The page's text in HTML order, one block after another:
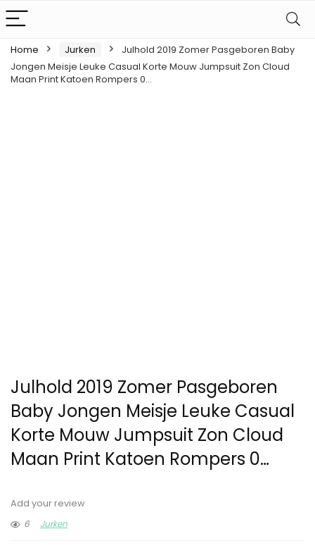
Home Jurken
Julhold 2019 Zomer Pasgeboren Baby
Jongen Meisje Leuke Casual Korte Mouw Jumpsuit Zon Cloud
Maan Print Katoen Rompers 0…
Julhold 2019 Zomer Pasgeboren
Baby Jongen Meisje Leuke Casual
Korte Mouw Jumpsuit Zon Cloud
Maan Print Katoen Rompers 0…
Add your review
6
Jurken